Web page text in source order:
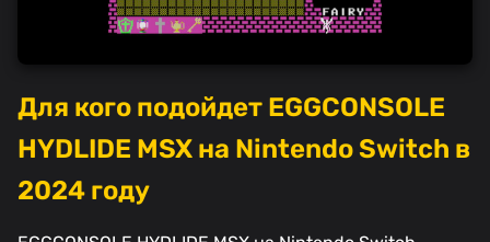
Для кого подойдет EGGCONSOLE
HYDLIDE MSX на Nintendo Switch в
2024 году